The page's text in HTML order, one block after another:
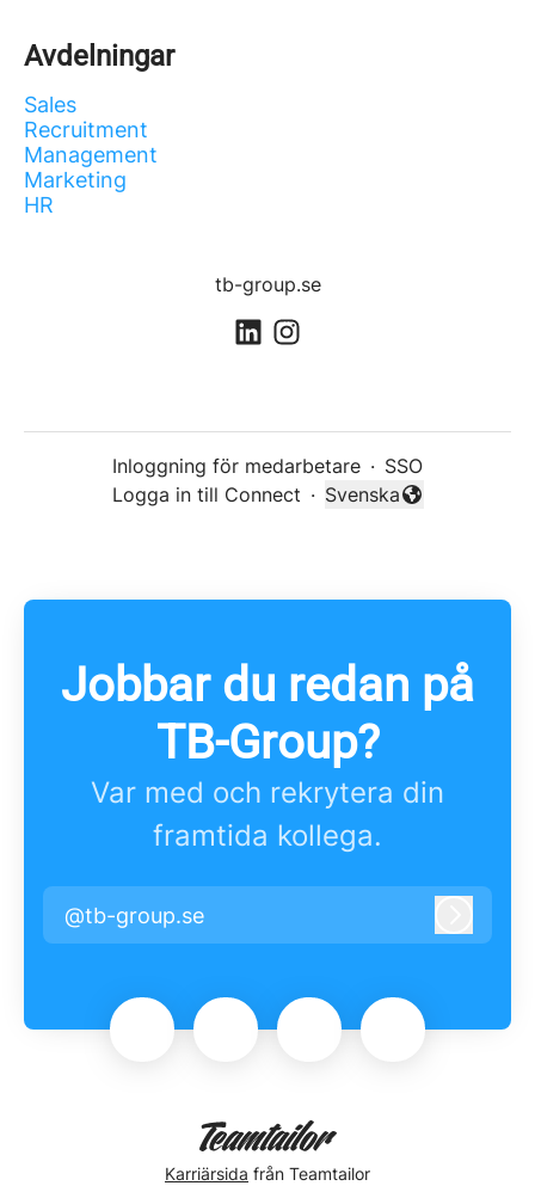
Avdelningar
Sales
Recruitment
Management
Marketing
HR
tb-group.se
Inloggning för medarbetare · SSO
Logga in till Connect ·
Byt språk
Svenska
Jobbar du redan på
TB-Group?
Var med och rekrytera din
framtida kollega.
@tb-group.se
Karriärsida från Teamtailor